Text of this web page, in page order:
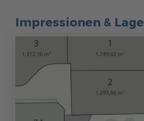
Impressionen & Lage